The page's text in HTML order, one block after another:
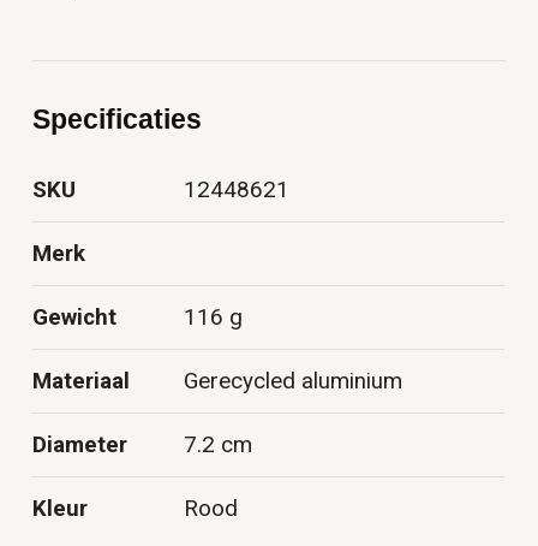
Specificaties
SKU 12448621
Merk
Gewicht 116 g
Materiaal Gerecycled aluminium
Diameter 7.2 cm
Kleur Rood